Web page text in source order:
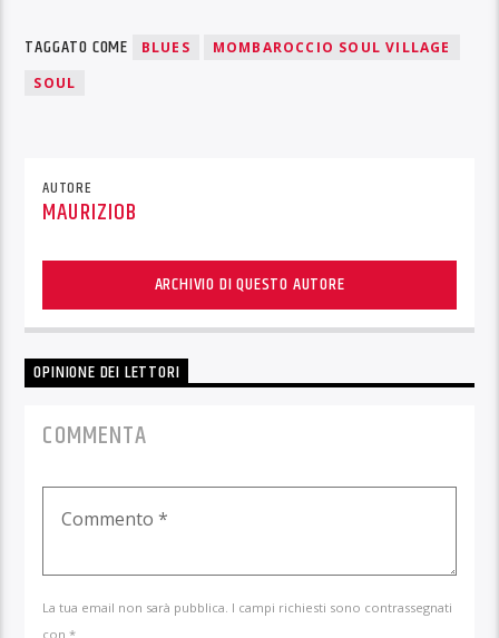
TAGGATO COME BLUES
MOMBAROCCIO SOUL VILLAGE
SOUL
AUTORE
MAURIZIOB
ARCHIVIO DI QUESTO AUTORE
OPINIONE DEI LETTORI
COMMENTA
La tua email non sarà pubblica. I campi richiesti sono contrassegnati
con *